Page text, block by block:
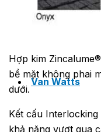
Van Watts
Hợp kim
bề mặt không phai
dưới.
Kết cấu
khả năng vượt qua